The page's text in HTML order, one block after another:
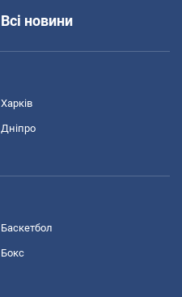
Всі новини
Харків
Дніпро
Баскетбол
Бокс